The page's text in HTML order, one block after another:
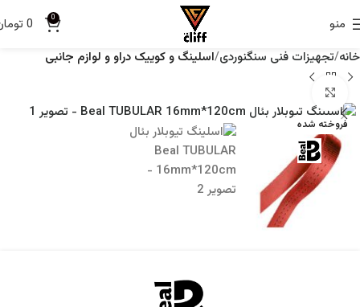
منو 0
0
خانه تجهیزات فنی سنگنوردی اسلینگ و کوییک دراو و لوازم جانبی
فروخته شده